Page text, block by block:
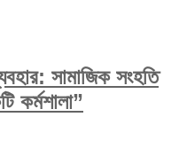
সামাজিক সংহতি
কর্মশালা”